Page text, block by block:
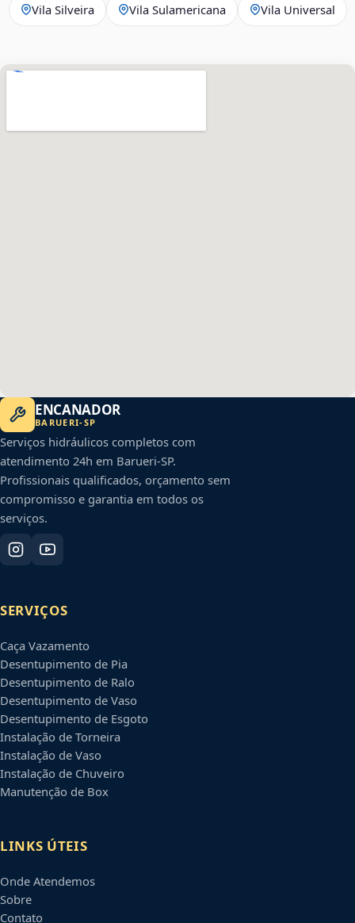
Vila Silveira Vila Sulamericana Vila Universal
ENCANADOR
BARUERI-SP
Serviços hidráulicos completos com
atendimento 24h em Barueri-SP.
Profissionais qualificados, orçamento sem
compromisso e garantia em todos os
serviços.
SERVIÇOS
Caça Vazamento
Desentupimento de Pia
Desentupimento de Ralo
Desentupimento de Vaso
Desentupimento de Esgoto
Instalação de Torneira
Instalação de Vaso
Instalação de Chuveiro
Manutenção de Box
LINKS ÚTEIS
Onde Atendemos
Sobre
Contato